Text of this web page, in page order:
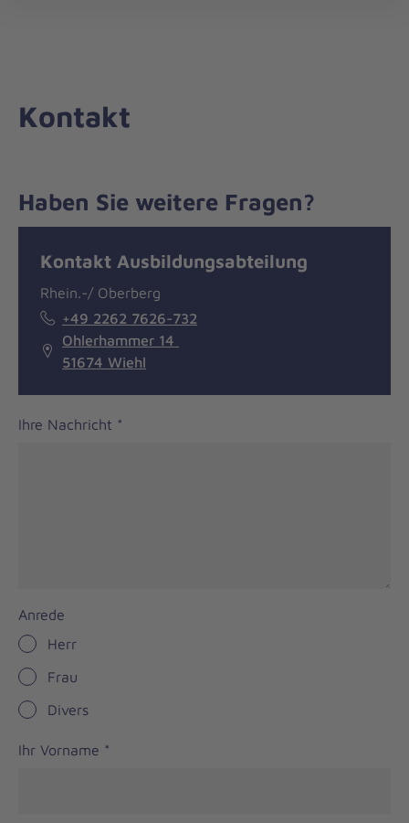
zum
Kontakt
Haben Sie weitere Fragen?
Kontakt Ausbildungsabteilung
Rhein.-/ Oberberg
+49 2262 7626-732
Ohlerhammer 14
51674 Wiehl
Ihre Nachricht *
Anrede
Herr
Frau
Divers
Ihr Vorname *